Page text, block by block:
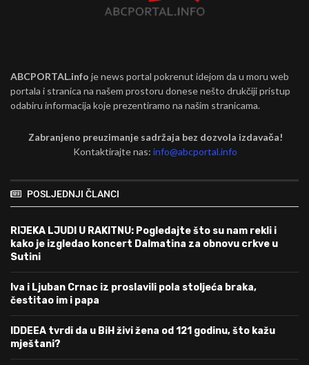
ABCPORTAL.info je news portal pokrenut idejom da u moru web
portala i stranica na našem prostoru donese nešto drukčiji pristup
odabiru informacija koje prezentiramo na našim stranicama.
Zabranjeno preuzimanje sadržaja bez dozvola izdavača!
Kontaktirajte nas:info@abcportal.info
POSLJEDNJI ČLANCI
RIJEKA LJUDI U RAKITNU: Pogledajte što su nam rekli i
kako je izgledao koncert Dalmatina za obnovu crkve u
Sutini
Iva i Ljuban Crnac iz proslavili pola stoljeća braka,
čestitao im i papa
IDDEEA tvrdi da u BiH živi žena od 121 godinu, što kažu
mještani?